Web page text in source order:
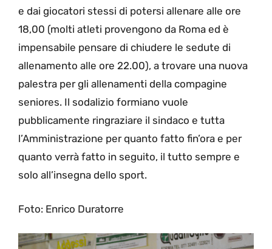
e dai giocatori stessi di potersi allenare alle ore
18,00 (molti atleti provengono da Roma ed è
impensabile pensare di chiudere le sedute di
allenamento alle ore 22.00), a trovare una nuova
palestra per gli allenamenti della compagine
seniores. Il sodalizio formiano vuole
pubblicamente ringraziare il sindaco e tutta
l’Amministrazione per quanto fatto fin’ora e per
quanto verrà fatto in seguito, il tutto sempre e
solo all’insegna dello sport.
Foto: Enrico Duratorre